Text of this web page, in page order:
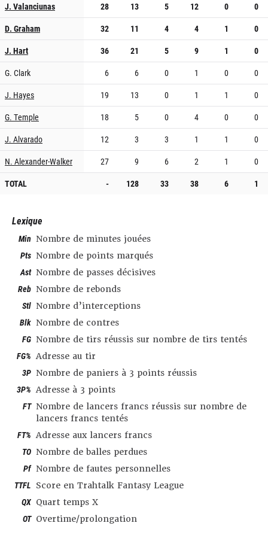
J. Valanciunas
28 13 5 12 0
0
D. Graham
32 11 4 4 1
0
J. Hart
36 21 5 9 1
0
G. Clark
6 6 0 1 0
0
J. Hayes
19 13 0 1 1
0
G. Temple
18 5 0 4 0
0
J. Alvarado
12 3 3 1 1
0
N. Alexander-Walker
27 9 6 2 1
0
TOTAL
- 128 33 38 6 1
Lexique
Min Nombre de minutes jouées
Pts Nombre de points marqués
Ast Nombre de passes décisives
Reb Nombre de rebonds
Stl Nombre d’interceptions
Blk Nombre de contres
FG Nombre de tirs réussis sur nombre de tirs tentés
FG% Adresse au tir
3P Nombre de paniers à 3 points réussis
3P% Adresse à 3 points
FT Nombre de lancers francs réussis sur nombre de
lancers francs tentés
FT% Adresse aux lancers francs
TO Nombre de balles perdues
Pf Nombre de fautes personnelles
TTFL Score en Trahtalk Fantasy League
QX Quart temps X
OT Overtime/prolongation